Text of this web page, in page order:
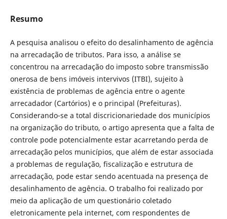
Resumo
A pesquisa analisou o efeito do desalinhamento de agência
na arrecadação de tributos. Para isso, a análise se
concentrou na arrecadação do imposto sobre transmissão
onerosa de bens imóveis intervivos (ITBI), sujeito à
existência de problemas de agência entre o agente
arrecadador (Cartórios) e o principal (Prefeituras).
Considerando-se a total discricionariedade dos municípios
na organização do tributo, o artigo apresenta que a falta de
controle pode potencialmente estar acarretando perda de
arrecadação pelos municípios, que além de estar associada
a problemas de regulação, fiscalização e estrutura de
arrecadação, pode estar sendo acentuada na presença de
desalinhamento de agência. O trabalho foi realizado por
meio da aplicação de um questionário coletado
eletronicamente pela internet, com respondentes de